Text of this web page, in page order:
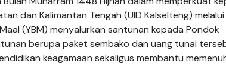
dan Kalimantan Tengah (UID Kalselteng) melalui
(YBM) menyalurkan santunan kepada Pondok
berupa paket sembako dan uang tunai
keagamaan sekaligus membantu